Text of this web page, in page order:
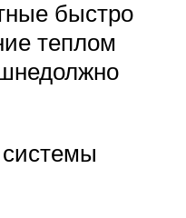
быстро
теплом